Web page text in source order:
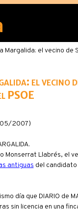
Margalida: el vecino de
el vecino
PSOE
05/2007)
Monserrat Llabrés, el
antiguas del candidato
día que DIARIO de
sin licencia en una